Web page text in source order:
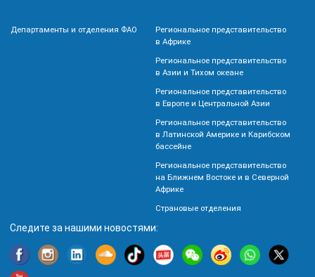
Департаменты и отделения ФАО
Региональное представительство
в Африке
Региональное представительство
в Азии и Тихом океане
Региональное представительство
в Европе и Центральной Азии
Региональное представительство
в Латинской Америке и Карибском
бассейне
Региональное представительство
на Ближнем Востоке и в Северной
Африке
Страновые отделения
Следите за нашими новостями: